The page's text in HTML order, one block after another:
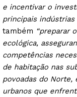
e incentivar o
principais indústrias
também “preparar
ecológica,
competências
de habitação nas
povoadas do
urbanos que